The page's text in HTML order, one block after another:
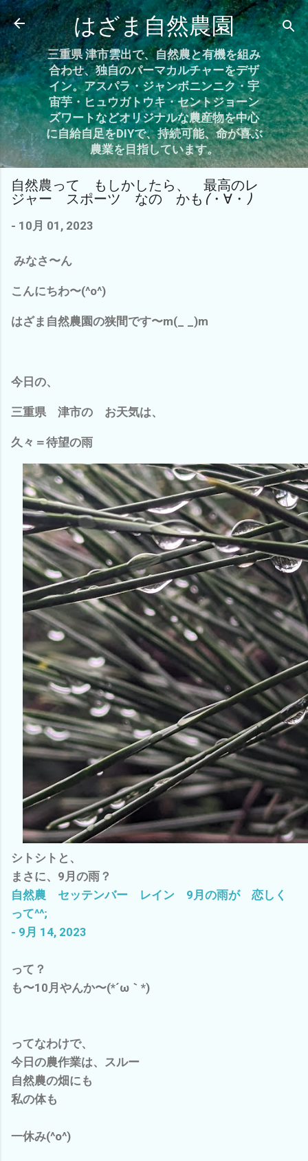
スキップしてメイン コンテンツに移動
はざま自然農園
三重県 津市雲出で、自然農と有機を組み
合わせ、独自のパーマカルチャーをデザ
イン。アスパラ・ジャンボニンニク・宇
宙芋・ヒュウガトウキ・セントジョーン
ズワートなどオリジナルな農産物を中心
に自給自足をDIYで、持続可能、命が喜ぶ
農業を目指しています。
自然農って もしかしたら、 最高のレ
ジャー スポーツ なの かも(・∀・)
- 10月 01, 2023
みなさ〜ん
こんにちわ〜(^o^)
はざま自然農園の狭間です〜m(_ _)m
今日の、
三重県 津市の お天気は、
久々＝待望の雨
シトシトと、
まさに、9月の雨？
自然農 セッテンバー レイン 9月の雨が 恋しく
って^^;
- 9月 14, 2023
って？
も〜10月やんか〜(*´ω｀*)
ってなわけで、
今日の農作業は、スルー
自然農の畑にも
私の体も
一休み(^o^)